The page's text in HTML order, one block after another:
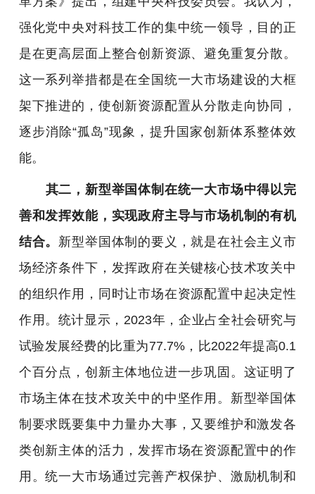
强化党中央对科技工作的集中统一领导，目的正
是在更高层面上整合创新资源、避免重复分散。
这一系列举措都是在全国统一大市场建设的大框
架下推进的，使创新资源配置从分散走向协同，
逐步消除“孤岛”现象，提升国家创新体系整体效
能。
其二，新型举国体制在统一大市场中得以完
善和发挥效能，实现政府主导与市场机制的有机
结合。 新型举国体制的要义，就是在社会主义市
场经济条件下，发挥政府在关键核心技术攻关中
的组织作用，同时让市场在资源配置中起决定性
作用。统计显示，2023年 ， 企业占全社会研究与
试验发展经费的比重为77.7%， 比2022年提高0.1
个百分点 ， 创新主体地位进一步巩固。这证明了
市场主体在技术攻关中的中坚作用。新型举国体
制要求既要集中力量办大事，又要维护和激发各
类创新主体的活力，发挥市场在资源配置中的作
用。统一大市场通过完善产权保护、激励机制和